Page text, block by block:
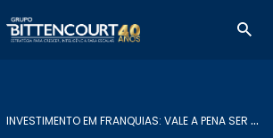
INVESTIMENTO EM FRANQUIAS: VALE A PENA SER UMA FRANQUEADORA?